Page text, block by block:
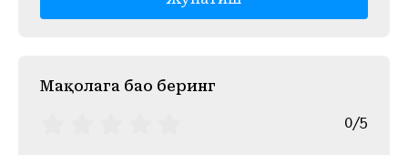
Mақолага баҳо беринг
0/5